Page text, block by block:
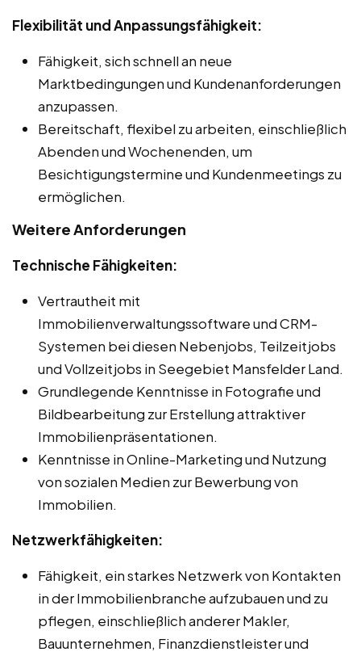
Flexibilität und Anpassungsfähigkeit:
Fähigkeit, sich schnell an neue
Marktbedingungen und Kundenanforderungen
anzupassen.
Bereitschaft, flexibel zu arbeiten, einschließlich
Abenden und Wochenenden, um
Besichtigungstermine und Kundenmeetings zu
ermöglichen.
Weitere Anforderungen
Technische Fähigkeiten:
Vertrautheit mit
Immobilienverwaltungssoftware und CRM-
Systemen bei diesen Nebenjobs, Teilzeitjobs
und Vollzeitjobs in Seegebiet Mansfelder Land.
Grundlegende Kenntnisse in Fotografie und
Bildbearbeitung zur Erstellung attraktiver
Immobilienpräsentationen.
Kenntnisse in Online-Marketing und Nutzung
von sozialen Medien zur Bewerbung von
Immobilien.
Netzwerkfähigkeiten:
Fähigkeit, ein starkes Netzwerk von Kontakten
in der Immobilienbranche aufzubauen und zu
pflegen, einschließlich anderer Makler,
Bauunternehmen, Finanzdienstleister und